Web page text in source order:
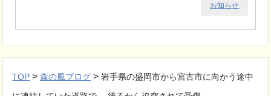
お知らせ
TOP >森の風ブログ >岩手県の盛岡市から宮古市に向かう途中